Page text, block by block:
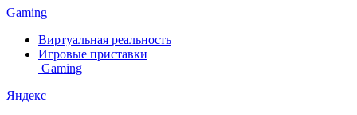
Gaming
Виртуальная реальность
Игровые приставки
Gaming
Яндекс